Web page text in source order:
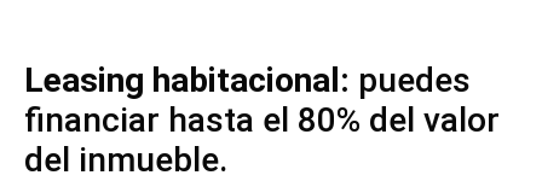
Leasing habitacional: puedes
financiar hasta el 80% del valor
del inmueble.